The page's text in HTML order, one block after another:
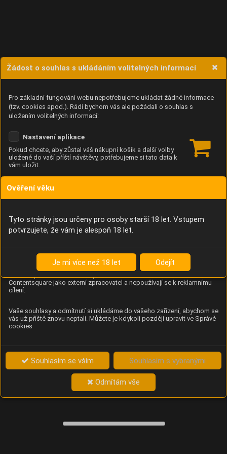
Žádost o souhlas s ukládáním volitelných informací
Pro základní fungování webu nepotřebujeme ukládat žádné informace
(tzv. cookies apod.). Rádi bychom vás ale požádali o souhlas s
uložením volitelných informací:
Nastavení aplikace
Pokud chcete, aby zůstal váš nákupní košík a další volby
uložené do vaší příští návštěvy, potřebujeme si tato data k
vám uložit.
Anonymní unikátní ID
Díky němu příště poznáme, že se jedná o stejné zařízení, a
Identifikátor je zcela anonymní.
Analýza chování návštěvníků na webu (pohyb kurzoru,
kliknutí, procházení stránek a heatmapy), která
provozovateli e-shopu Betelné škopek pomáhá zlepšovat
Contentsquare jako externí zpracovatel a nepoužívají se k reklamnímu
cílení.
Vaše souhlasy a odmítnutí si ukládáme do vašeho zařízení, abychom se
vás už příště znovu neptali. Můžete je kdykoli později upravit ve Správě
cookies
Souhlasím se vším Souhlasím s vybranými
Odmítám vše
Ověření věku
Tyto stránky jsou určeny pro osoby starší 18 let. Vstupem
potvrzujete, že vám je alespoň 18 let.
Je mi více než 18 let Odejít